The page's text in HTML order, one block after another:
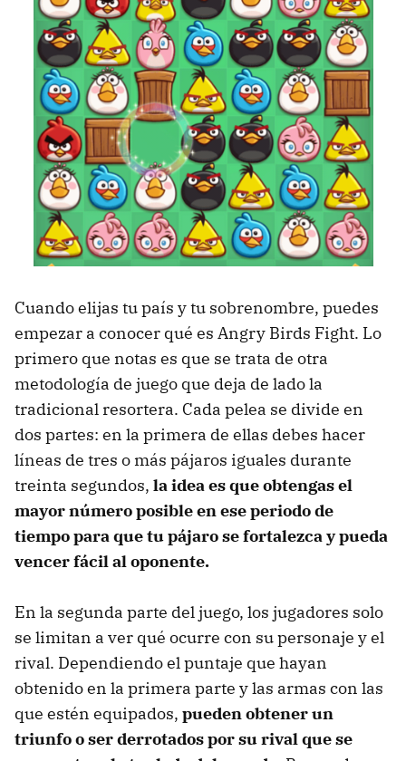
Cuando elijas tu país y tu sobrenombre, puedes
empezar a conocer qué es Angry Birds Fight. Lo
primero que notas es que se trata de otra
metodología de juego que deja de lado la
tradicional resortera. Cada pelea se divide en
dos partes: en la primera de ellas debes hacer
líneas de tres o más pájaros iguales durante
treinta segundos, la idea es que obtengas el
mayor número posible en ese periodo de
tiempo para que tu pájaro se fortalezca y pueda
vencer fácil al oponente.
En la segunda parte del juego, los jugadores solo
se limitan a ver qué ocurre con su personaje y el
rival. Dependiendo el puntaje que hayan
obtenido en la primera parte y las armas con las
que estén equipados, pueden obtener un
triunfo o ser derrotados por su rival que se